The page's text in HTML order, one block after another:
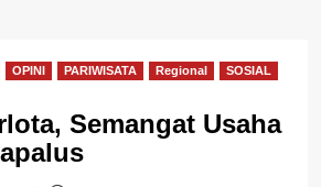
OPINI PARIWISATA Regional
SOSIAL
Semangat Usaha